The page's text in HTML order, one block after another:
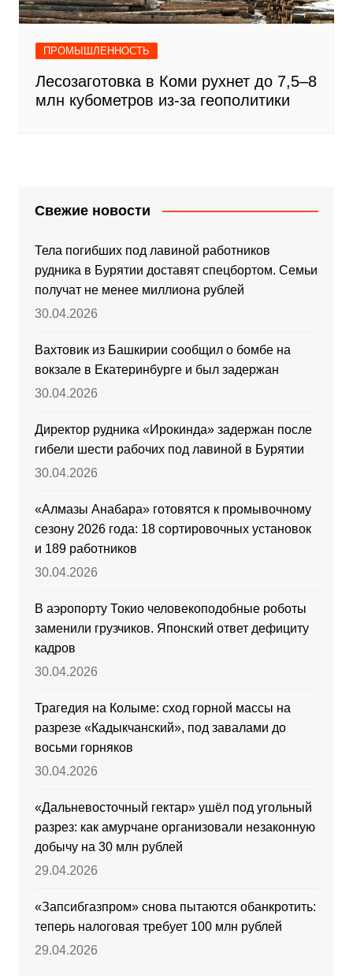
ПРОМЫШЛЕННОСТЬ
Лесозаготовка в Коми рухнет до 7,5–8
млн кубометров из-за геополитики
Свежие новости
Тела погибших под лавиной работников
рудника в Бурятии доставят спецбортом. Семьи
получат не менее миллиона рублей
30.04.2026
Вахтовик из Башкирии сообщил о бомбе на
вокзале в Екатеринбурге и был задержан
30.04.2026
Директор рудника «Ирокинда» задержан после
гибели шести рабочих под лавиной в Бурятии
30.04.2026
«Алмазы Анабара» готовятся к промывочному
сезону 2026 года: 18 сортировочных установок
и 189 работников
30.04.2026
В аэропорту Токио человекоподобные роботы
заменили грузчиков. Японский ответ дефициту
кадров
30.04.2026
Трагедия на Колыме: сход горной массы на
разрезе «Кадыкчанский», под завалами до
восьми горняков
30.04.2026
«Дальневосточный гектар» ушёл под угольный
разрез: как амурчане организовали незаконную
добычу на 30 млн рублей
29.04.2026
«Запсибгазпром» снова пытаются обанкротить:
теперь налоговая требует 100 млн рублей
29.04.2026